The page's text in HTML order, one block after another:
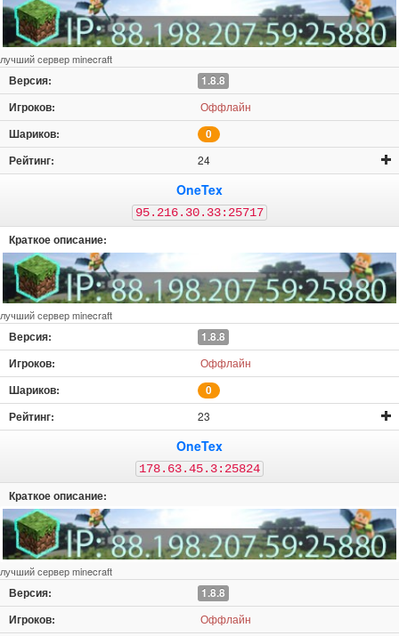
лучший сервер minecraft
1.8.8
Оффлайн
0
24
OneTex
95.216.30.33:25717
лучший сервер minecraft
1.8.8
Оффлайн
0
23
OneTex
178.63.45.3:25824
лучший сервер minecraft
1.8.8
Оффлайн